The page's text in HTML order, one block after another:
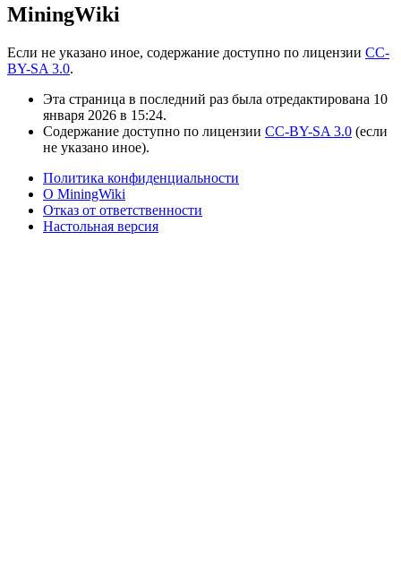
MiningWiki
Если не указано иное, содержание доступно по лицензии CC-
BY-SA 3.0.
Эта страница в последний раз была отредактирована 10
января 2026 в 15:24.
Содержание доступно по лицензии CC-BY-SA 3.0 (если
не указано иное).
Политика конфиденциальности
О MiningWiki
Отказ от ответственности
Настольная версия